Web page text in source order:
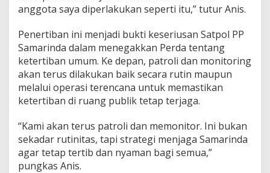
anggota saya diperlakukan seperti itu,” tutur Anis.
Penertiban ini menjadi bukti keseriusan Satpol PP
Samarinda dalam menegakkan Perda tentang
ketertiban umum. Ke depan, patroli dan monitoring
akan terus dilakukan baik secara rutin maupun
melalui operasi terencana untuk memastikan
ketertiban di ruang publik tetap terjaga.
“Kami akan terus patroli dan memonitor. Ini bukan
sekadar rutinitas, tapi strategi menjaga Samarinda
agar tetap tertib dan nyaman bagi semua,”
pungkas Anis.